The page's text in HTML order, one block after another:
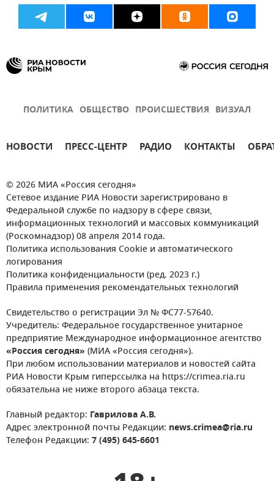
ПОЛИТИКА ОБЩЕСТВО ПРОИСШЕСТВИЯ ВИЗУАЛ
НОВОСТИ ПРЕСС-ЦЕНТР РАДИО КОНТАКТЫ
© 2026 МИА «Россия сегодня»
Сетевое издание РИА Новости зарегистрировано в
Федеральной службе по надзору в сфере связи,
информационных технологий и массовых коммуникаций
(Роскомнадзор) 08 апреля 2014 года.
Политика использования Cookie и автоматического
логирования
Политика конфиденциальности (ред. 2023 г.)
Правила применения рекомендательных технологий
Свидетельство о регистрации Эл № ФС77-57640.
Учредитель: Федеральное государственное унитарное
предприятие Международное информационное агентство
«Россия сегодня» (МИА «Россия сегодня»).
При любом использовании материалов и новостей сайта
РИА Новости Крым гиперссылка на https://crimea.ria.ru
обязательна не ниже второго абзаца текста.
Главный редактор: Гаврилова А.В.
Адрес электронной почты Редакции: news.crimea@ria.ru
Телефон Редакции: 7 (495) 645-6601